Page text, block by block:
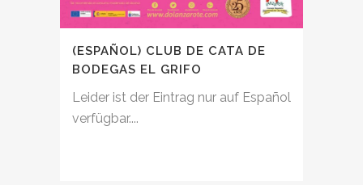
(ESPAÑOL) CLUB DE CATA DE
BODEGAS EL GRIFO
Leider ist der Eintrag nur auf Español
verfügbar....